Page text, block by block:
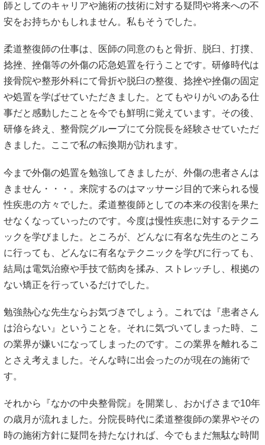
師としてのキャリアや施術の技術に対する疑問や将来への不
安をお持ちかもしれません。私もそうでした。
柔道整復師の仕事は、医師の同意のもと骨折、脱臼、打撲、
捻挫、挫傷等の外傷の応急処置を行うことです。研修時代は
接骨院や整形外科にて骨折や脱臼の整復、捻挫や挫傷の固定
や処置を学ばせていただきました。とてもやりがいのある仕
事だと感動したことを今でも鮮明に覚えています。その後、
研修を終え、整骨院グループにて分院長を経験させていただ
きました。ここで私の転換期が訪れます。
今まで外傷の処置を勉強してきましたが、外傷の患者さんは
きません・・・。来院するのはマッサージ目的で来られる慢
性疾患の方々でした。柔道整復師としての本来の役割を果た
せなくなっていったのです。今度は慢性疾患に対するテクニ
ックを学びました。ところが、どんなに有名な先生のところ
に行っても、どんなに有名なテクニックを学びに行っても、
結局は電気治療や手技で筋肉を揉み、ストレッチし、根拠の
ない矯正を行っているだけでした。
勉強熱心な先生ならお気づきでしょう。これでは『患者さん
は治らない』ということを。それに気づいてしまった時、こ
の業界が嫌いになってしまったのです。この業界を離れるこ
とさえ考えました。そんな時に出会ったのが現在の施術で
す。
それから『なかの中央整骨院』を開業し、おかげさまで10年
の歳月が流れました。分院長時代に柔道整復師の業界やその
時の施術方針に疑問を持たなければ、今でもまだ無駄な時間